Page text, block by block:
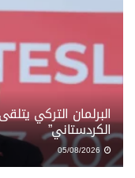
البرلمان التركي
الكردستاني”